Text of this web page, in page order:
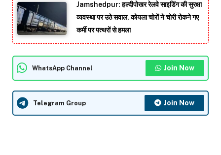
Jamshedpur: हल्दीपोखर रेलवे साइडिंग की सुरक्षा
व्यवस्था पर उठे सवाल, कोयला चोरों ने चोरी रोकने गए
कर्मी पर पत्थरों से हमला
WhatsApp Channel Join Now
Telegram Group Join Now